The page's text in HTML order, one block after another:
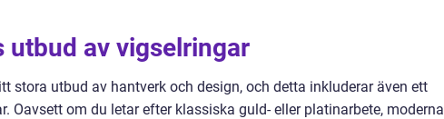
utbud av vigselringar
stora utbud av hantverk och design, och detta inkluderar även ett
Oavsett om du letar efter klassiska guld- eller platinarbete, moderna